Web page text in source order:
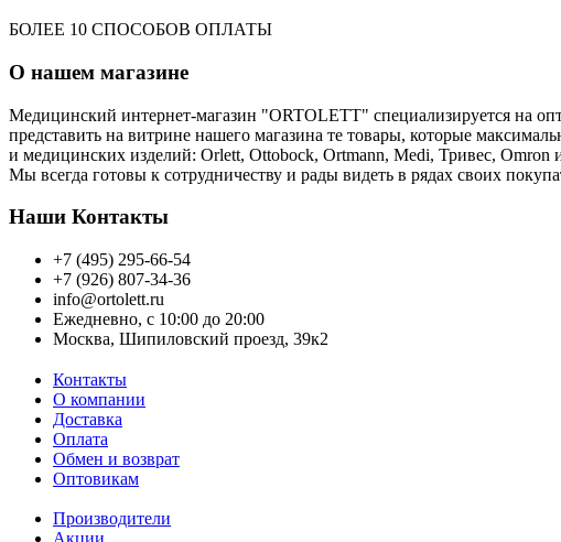
БОЛЕЕ 10 СПОСОБОВ ОПЛАТЫ
О нашем магазине
Медицинский интернет-магазин "ORTOLETT" специализируется на
представить на витрине нашего магазина те товары, которые
и медицинских изделий: Orlett, Ottobock, Ortmann, Medi, Тривес,
Мы всегда готовы к сотрудничеству и рады видеть в рядах своих
Наши Контакты
+7 (495) 295-66-54
+7 (926) 807-34-36
info@ortolett.ru
Ежедневно, с 10:00 до 20:00
Москва, Шипиловский проезд, 39к2
Контакты
О компании
Доставка
Оплата
Обмен и возврат
Оптовикам
Производители